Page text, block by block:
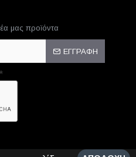
μας προϊόντα
ΕΓΓΡΑΦΗ